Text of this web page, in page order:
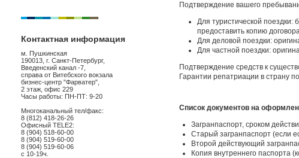
Контактная информация
м. Пушкинская
190013, г. Санкт-Петербург,
Введенский канал -7,
справа от Витебского вокзала
бизнес-центр "Фарватер",
2 этаж, офис 229
Часы работы: ПН-ПТ: 9-20
Многоканальный тел/факс:
8 (812) 418-26-26
Офисный TELE2:
8 (904) 518-60-00
8 (904) 519-60-00
8 (904) 519-60-06
с 10-19ч.
Подтверждение вашего
Для туристической поездки:
предоставить копию
Для деловой поездки:
Для частной поездки:
Подтверждение средств к
Гарантии репатриации в страну
Список документов на
Загранпаспорт, сроком
Старый загранпаспорт (если
Второй действующий
Копия внутреннего паспорта